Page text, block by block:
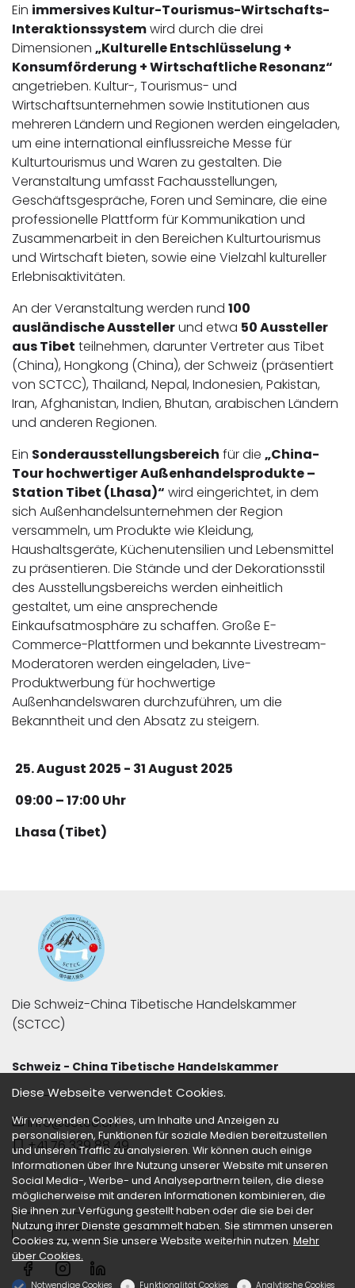
Ein immersives Kultur-Tourismus-Wirtschafts-
Interaktionssystemwird durch die drei
Dimensionen „Kulturelle Entschlüsselung +
Konsumförderung + Wirtschaftliche Resonanz“
angetrieben. Kultur-, Tourismus- und
Wirtschaftsunternehmen sowie Institutionen aus
mehreren Ländern und Regionen werden eingeladen,
um eine international einflussreiche Messe für
Kulturtourismus und Waren zu gestalten. Die
Veranstaltung umfasst Fachausstellungen,
Geschäftsgespräche, Foren und Seminare, die eine
professionelle Plattform für Kommunikation und
Zusammenarbeit in den Bereichen Kulturtourismus
und Wirtschaft bieten, sowie eine Vielzahl kultureller
Erlebnisaktivitäten.
An der Veranstaltung werden rund 100
ausländische Ausstellerund etwa 50 Aussteller
aus Tibet teilnehmen, darunter Vertreter aus Tibet
(China), Hongkong (China), der Schweiz (präsentiert
von SCTCC), Thailand, Nepal, Indonesien, Pakistan,
Iran, Afghanistan, Indien, Bhutan, arabischen Ländern
und anderen Regionen.
Ein Sonderausstellungsbereich für die „China-
Tour hochwertiger Außenhandelsprodukte –
Station Tibet (Lhasa)“ wird eingerichtet, in dem
sich Außenhandelsunternehmen der Region
versammeln, um Produkte wie Kleidung,
Haushaltsgeräte, Küchenutensilien und Lebensmittel
zu präsentieren. Die Stände und der Dekorationsstil
des Ausstellungsbereichs werden einheitlich
gestaltet, um eine ansprechende
Einkaufsatmosphäre zu schaffen. Große E-
Commerce-Plattformen und bekannte Livestream-
Moderatoren werden eingeladen, Live-
Produktwerbung für hochwertige
Außenhandelswaren durchzuführen, um die
Bekanntheit und den Absatz zu steigern.
25. August 2025 - 31 August 2025
09:00 – 17:00 Uhr
Lhasa (Tibet)
Die Schweiz-China Tibetische Handelskammer
(SCTCC)
Schweiz - China Tibetische Handelskammer
-------
info@sctcc.ch
+41 76 339 88 49
Abonnieren Sie unseren Newsletter
Diese Webseite verwendet Cookies.
Wir verwenden Cookies, um Inhalte und Anzeigen zu
personalisieren, Funktionen für soziale Medien bereitzustellen
und unseren Traffic zu analysieren. Wir können auch einige
Informationen über Ihre Nutzung unserer Website mit unseren
Social Media-, Werbe- und Analysepartnern teilen, die diese
möglicherweise mit anderen Informationen kombinieren, die
Sie ihnen zur Verfügung gestellt haben oder die sie bei der
Nutzung ihrer Dienste gesammelt haben. Sie stimmen unseren
Cookies zu, wenn Sie unsere Website weiterhin nutzen. Mehr
über Cookies.
Notwendige Cookies Funktionalität Cookies Analytische Cookies